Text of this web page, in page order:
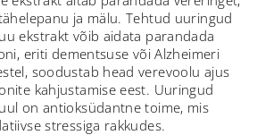
ja mälu. Tehtud uuringud
ekstrakt võib aidata parandada
eriti dementsuse või Alzheimeri
soodustab head verevoolu ajus
kahjustamise eest. Uuringud
on antioksüdantne toime, mis
stressiga rakkudes.